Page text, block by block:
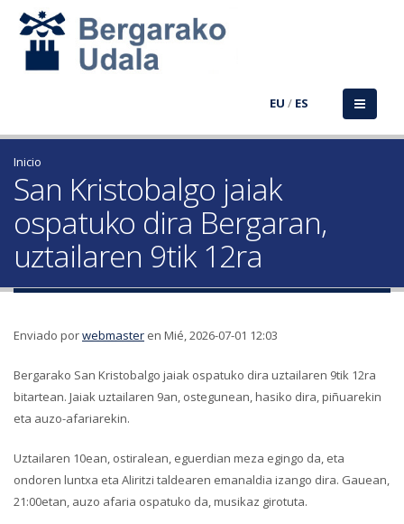
EU / ES
Inicio
San Kristobalgo jaiak
ospatuko dira Bergaran,
uztailaren 9tik 12ra
Enviado porwebmaster en Mié, 2026-07-01 12:03
Bergarako San Kristobalgo jaiak ospatuko dira uztailaren 9tik 12ra
bitartean. Jaiak uztailaren 9an, ostegunean, hasiko dira, piñuarekin
eta auzo-afariarekin.
Uztailaren 10ean, ostiralean, eguerdian meza egingo da, eta
ondoren luntxa eta Aliritzi taldearen emanaldia izango dira. Gauean,
21:00etan, auzo afaria ospatuko da, musikaz girotuta.